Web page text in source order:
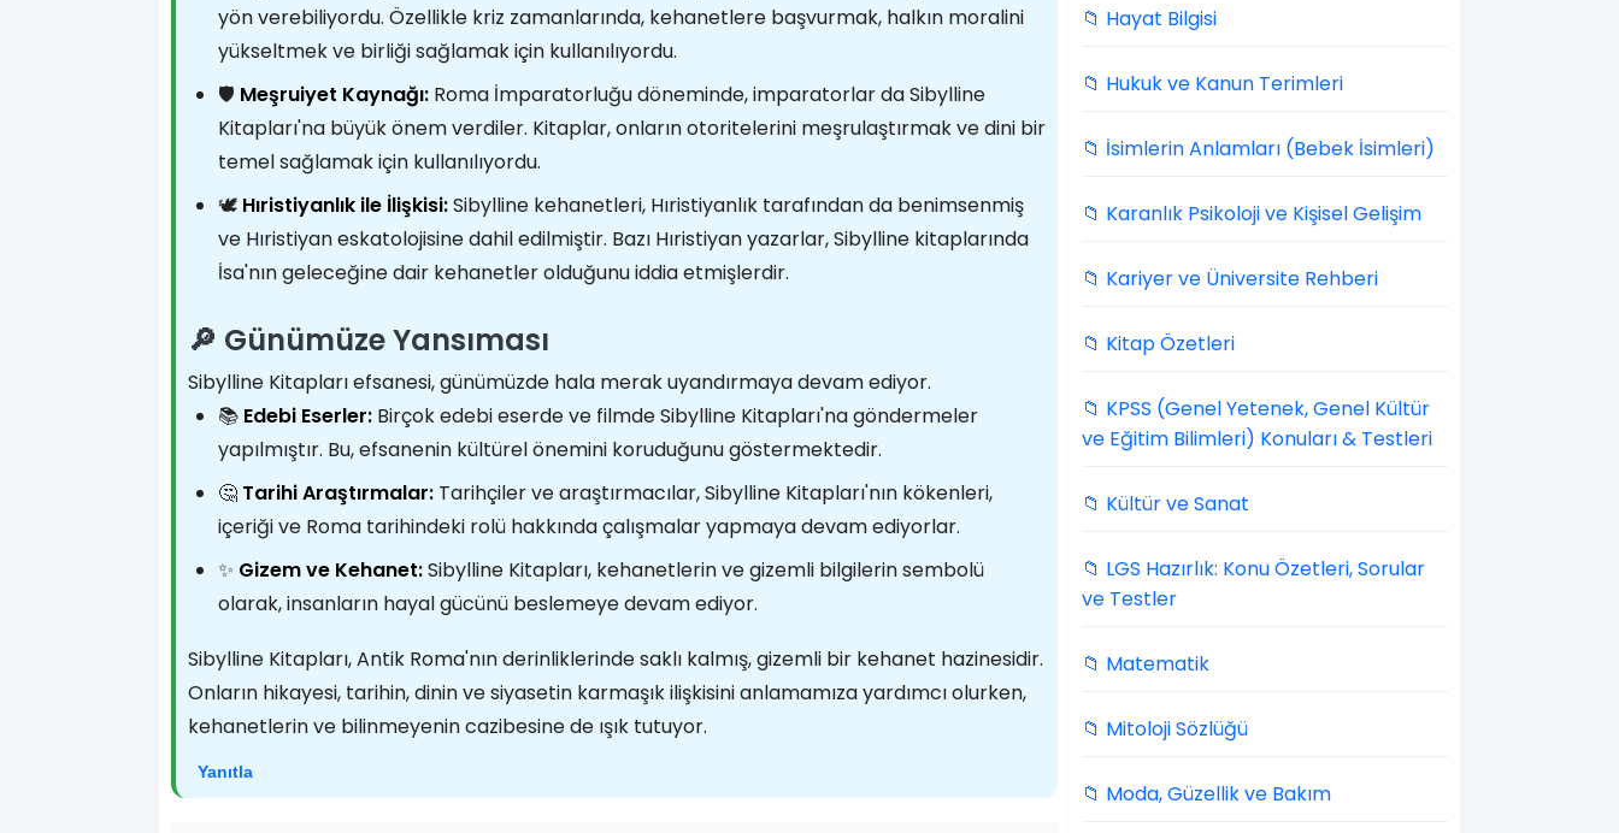
yön verebiliyordu. Özellikle kriz zamanlarında, kehanetlere başvurmak, halkın moralini
yükseltmek ve birliği sağlamak için kullanılıyordu.
🛡️ Meşruiyet Kaynağı: Roma İmparatorluğu döneminde, imparatorlar da Sibylline
Kitapları'na büyük önem verdiler. Kitaplar, onların otoritelerini meşrulaştırmak ve dini bir
temel sağlamak için kullanılıyordu.
🕊️ Hıristiyanlık ile İlişkisi:Sibylline kehanetleri, Hıristiyanlık tarafından da benimsenmiş
ve Hıristiyan eskatolojisine dahil edilmiştir. Bazı Hıristiyan yazarlar, Sibylline kitaplarında
İsa'nın geleceğine dair kehanetler olduğunu iddia etmişlerdir.
🔎 Günümüze Yansıması
Sibylline Kitapları efsanesi, günümüzde hala merak uyandırmaya devam ediyor.
📚 Edebi Eserler: Birçok edebi eserde ve filmde Sibylline Kitapları'na göndermeler
yapılmıştır. Bu, efsanenin kültürel önemini koruduğunu göstermektedir.
🤔 Tarihi Araştırmalar: Tarihçiler ve araştırmacılar, Sibylline Kitapları'nın kökenleri,
içeriği ve Roma tarihindeki rolü hakkında çalışmalar yapmaya devam ediyorlar.
✨ Gizem ve Kehanet:Sibylline Kitapları, kehanetlerin ve gizemli bilgilerin sembolü
olarak, insanların hayal gücünü beslemeye devam ediyor.
Sibylline Kitapları, Antik Roma'nın derinliklerinde saklı kalmış, gizemli bir kehanet hazinesidir.
Onların hikayesi, tarihin, dinin ve siyasetin karmaşık ilişkisini anlamamıza yardımcı olurken,
kehanetlerin ve bilinmeyenin cazibesine de ışık tutuyor.
Yanıtla
📁 Hayat Bilgisi
📁 Hukuk ve Kanun Terimleri
📁 İsimlerin Anlamları (Bebek İsimleri)
📁 Karanlık Psikoloji ve Kişisel Gelişim
📁 Kariyer ve Üniversite Rehberi
📁 Kitap Özetleri
📁 KPSS (Genel Yetenek, Genel Kültür
ve Eğitim Bilimleri) Konuları & Testleri
📁 Kültür ve Sanat
📁 LGS Hazırlık: Konu Özetleri, Sorular
ve Testler
📁 Matematik
📁 Mitoloji Sözlüğü
📁 Moda, Güzellik ve Bakım